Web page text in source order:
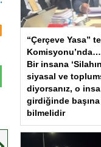
“Çerçeve Yasa”
Bir insana
siyasal ve
diyorsanız, o
girdiğinde
bilmelidir